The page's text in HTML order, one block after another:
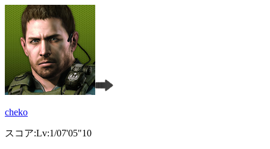
cheko
スコア:Lv:1/07'05"10